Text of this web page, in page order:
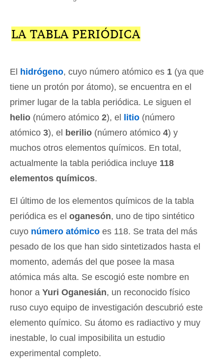
LA TABLA PERIÓDICA
El hidrógeno, cuyo número atómico es 1 (ya que
tiene un protón por átomo), se encuentra en el
primer lugar de la tabla periódica. Le siguen el
helio (número atómico 2), el litio (número
atómico 3), el berilio (número atómico 4) y
muchos otros elementos químicos. En total,
actualmente la tabla periódica incluye 118
elementos químicos.
El último de los elementos químicos de la tabla
periódica es el oganesón, uno de tipo sintético
cuyo número atómico es 118. Se trata del más
pesado de los que han sido sintetizados hasta el
momento, además del que posee la masa
atómica más alta. Se escogió este nombre en
honor a Yuri Oganesián, un reconocido físico
ruso cuyo equipo de investigación descubrió este
elemento químico. Su átomo es radiactivo y muy
inestable, lo cual imposibilita un estudio
experimental completo.